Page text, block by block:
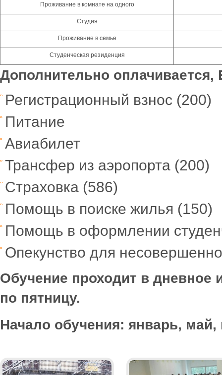
Проживание в комнате на одного
Студия
Проживание в семье
Студенческая резиденция
Дополнительно оплачивается,
Регистрационный взнос (200)
Питание
Авиабилет
Трансфер из аэропорта (200)
Страховка (586)
Помощь в поиске жилья (150)
Помощь в оформлении
Опекунство для
Обучение проходит в дневное
по пятницу.
Начало обучения: январь,